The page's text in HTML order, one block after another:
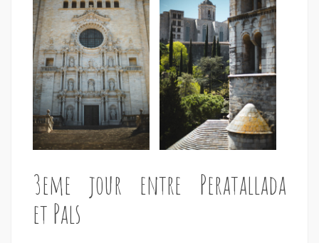
3eme jour entre Peratallada
et Pals